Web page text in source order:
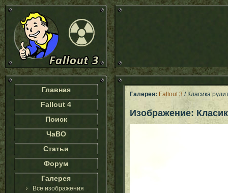
Главная
Fallout 4
Поиск
ЧаВО
Статьи
Форум
Галерея
Все изображения
Галерея: Fallout 3 / Класика
Изображение: